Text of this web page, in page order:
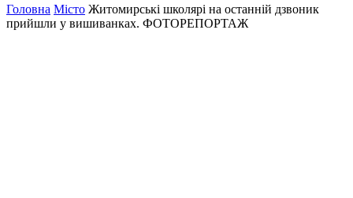
Головна Місто Житомирські школярі на останній дзвоник
прийшли у вишиванках. ФОТОРЕПОРТАЖ